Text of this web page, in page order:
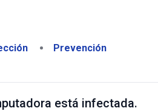
Prevención
está infectada.